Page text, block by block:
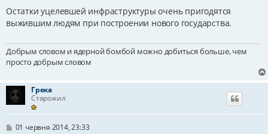
в
д
м
л
е
н
я
Остатки уцелевшей инфраструктуры очень пригодятся
выжившим людям при построении нового государства.
Добрым словом и ядерной бомбой можно добиться больше, чем
просто добрым словом
Грека
Старожил
П
01 червня 2014, 23:33